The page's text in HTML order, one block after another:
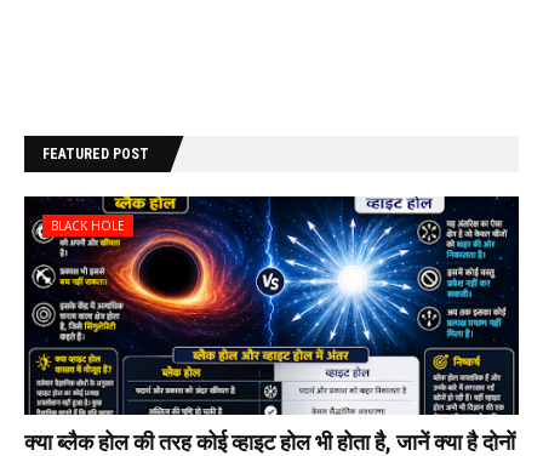
FEATURED POST
BLACK HOLE
क्या ब्लैक होल की‌ तरह कोई व्हाइट होल भी‌ होता है, जानें क्या है दोनों